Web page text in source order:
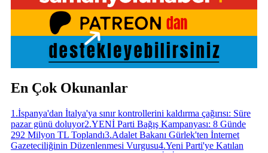
En Çok Okunanlar
1 .İspanya'dan İtalya'ya sınır kontrollerini kaldırma çağırısı: Süre
pazar günü doluyor2.YENİ Parti Bağış Kampanyası: 8 Günde
292 Milyon TL Toplandı3.Adalet Bakanı Gürlek'ten İnternet
Gazeteciliğinin Düzenlenmesi Vurgusu4.Yeni Parti'ye Katılan